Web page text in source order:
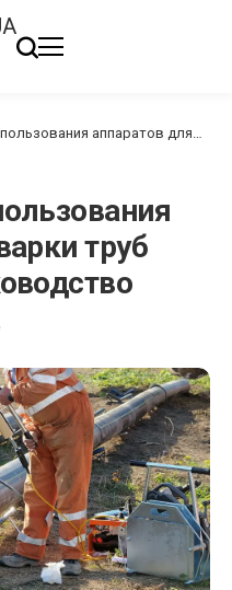
аппаратов для
труб